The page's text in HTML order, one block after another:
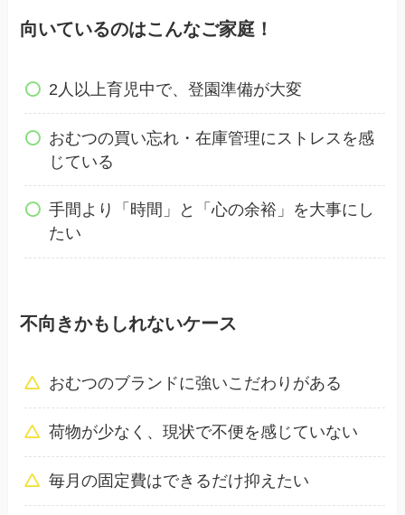
向いているのはこんなご家庭！
2人以上育児中で、登園準備が大変
おむつの買い忘れ・在庫管理にストレスを感
じている
手間より「時間」と「心の余裕」を大事にし
たい
不向きかもしれないケース
おむつのブランドに強いこだわりがある
荷物が少なく、現状で不便を感じていない
毎月の固定費はできるだけ抑えたい